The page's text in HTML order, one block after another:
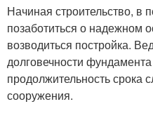
Начиная строительство, в
позаботиться о надежном
возводиться постройка.
долговечности фундамента
продолжительность срока
сооружения.